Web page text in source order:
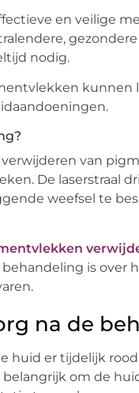
en veilige
nodig.
van
De laserstraal
weefsel te
is over
na de
huid er tijdelijk
om de